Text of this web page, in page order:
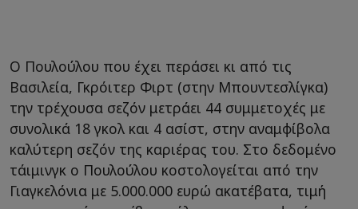
Ο Πουλούλου που έχει περάσει κι από τις
Βασιλεία, Γκρόιτερ Φιρτ (στην Μπουντεσλίγκα)
την τρέχουσα σεζόν μετράει 44 συμμετοχές με
συνολικά 18 γκολ και 4 ασίστ, στην αναμφίβολα
καλύτερη σεζόν της καριέρας του. Στο δεδομένο
τάιμινγκ ο Πουλούλου κοστολογείται από την
Γιαγκελόνια με 5.000.000 ευρώ ακατέβατα, τιμή